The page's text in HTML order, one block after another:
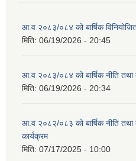
आ.व २०८३/०८४ को बार्षिक
मिति: 06/19/2026 - 20:45
आ.व २०८३/०८४ को बार्षिक नीति तथा
मिति: 06/19/2026 - 20:34
आ.व २०८२/०८३ को बार्षिक नीति तथा
कार्यक्रम
मिति: 07/17/2025 - 10:00